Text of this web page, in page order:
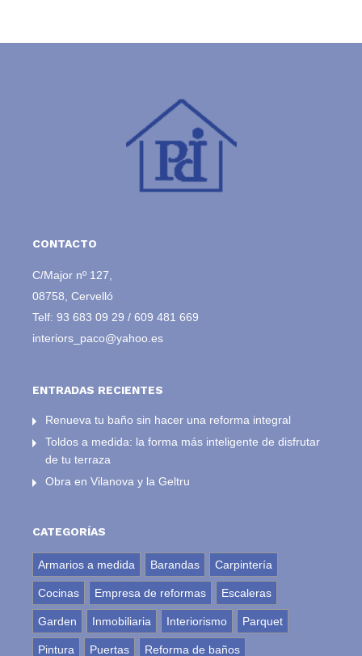
CONTACTO
C/Major nº 127,
08758, Cervelló
Telf: 93 683 09 29 / 609 481 669
interiors_paco@yahoo.es
ENTRADAS RECIENTES
Renueva tu baño sin hacer una reforma integral
Toldos a medida: la forma más inteligente de disfrutar
de tu terraza
Obra en Vilanova y la Geltru
CATEGORÍAS
Armarios a medida Barandas Carpintería
Cocinas Empresa de reformas Escaleras
Garden Inmobiliaria Interiorismo Parquet
Pintura Puertas Reforma de baños